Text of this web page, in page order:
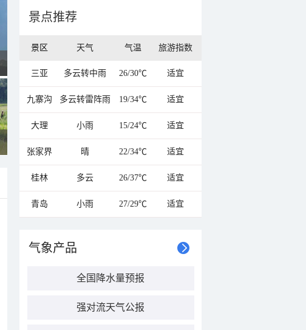
景点推荐
景区 天气 气温 旅游指数
三亚 多云转中雨 26/30℃ 适宜
九寨沟 多云转雷阵雨 19/34℃ 适宜
大理 小雨 15/24℃ 适宜
张家界 晴 22/34℃ 适宜
桂林 多云 26/37℃ 适宜
青岛 小雨 27/29℃ 适宜
气象产品
全国降水量预报
强对流天气公报